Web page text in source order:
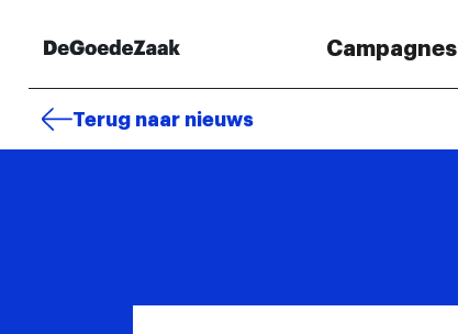
Campagnes
Terug naar nieuws